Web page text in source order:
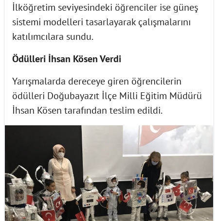
İlköğretim seviyesindeki öğrenciler ise güneş
sistemi modelleri tasarlayarak çalışmalarını
katılımcılara sundu.
Ödülleri İhsan Kösen Verdi
Yarışmalarda dereceye giren öğrencilerin
ödülleri Doğubayazıt İlçe Milli Eğitim Müdürü
İhsan Kösen tarafından teslim edildi.